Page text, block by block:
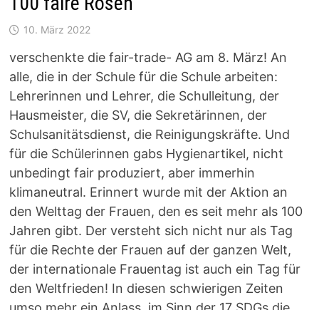
10. März 2022
verschenkte die fair-trade- AG am 8. März! An
alle, die in der Schule für die Schule arbeiten:
Lehrerinnen und Lehrer, die Schulleitung, der
Hausmeister, die SV, die Sekretärinnen, der
Schulsanitätsdienst, die Reinigungskräfte. Und
für die Schülerinnen gabs Hygienartikel, nicht
unbedingt fair produziert, aber immerhin
klimaneutral. Erinnert wurde mit der Aktion an
den Welttag der Frauen, den es seit mehr als 100
Jahren gibt. Der versteht sich nicht nur als Tag
für die Rechte der Frauen auf der ganzen Welt,
der internationale Frauentag ist auch ein Tag für
den Weltfrieden! In diesen schwierigen Zeiten